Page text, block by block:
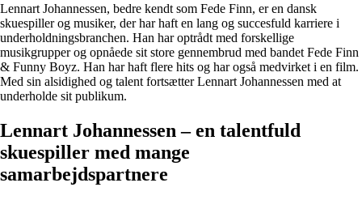
Lennart Johannessen, bedre kendt som Fede Finn, er en dansk
skuespiller og musiker, der har haft en lang og succesfuld karriere i
underholdningsbranchen. Han har optrådt med forskellige
musikgrupper og opnåede sit store gennembrud med bandet Fede Finn
& Funny Boyz. Han har haft flere hits og har også medvirket i en film.
Med sin alsidighed og talent fortsætter Lennart Johannessen med at
underholde sit publikum.
Lennart Johannessen – en talentfuld
skuespiller med mange
samarbejdspartnere